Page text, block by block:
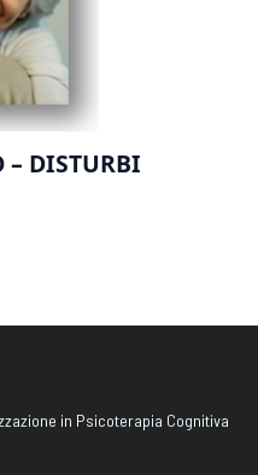
– DISTURBI
in Psicoterapia Cognitiva